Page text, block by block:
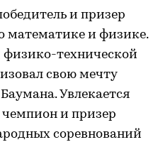
и призер
математике и физике.
технической
свою мечту
Увлекается
и призер
соревнований